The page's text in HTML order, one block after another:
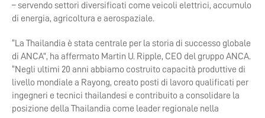
– servendo settori diversificati come veicoli elettrici, accumulo
di energia, agricoltura e aerospaziale.
“La Thailandia è stata centrale per la storia di successo globale
di ANCA”, ha affermato Martin U. Ripple, CEO del gruppo ANCA.
“Negli ultimi 20 anni abbiamo costruito capacità produttive di
livello mondiale a Rayong, creato posti di lavoro qualificati per
ingegneri e tecnici thailandesi e contribuito a consolidare la
posizione della Thailandia come leader regionale nella